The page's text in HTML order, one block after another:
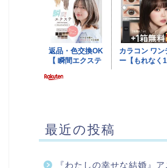
最近の投稿
『わたしの幸せな結婚』